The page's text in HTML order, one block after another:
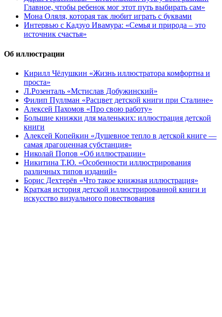
Главное, чтобы ребенок мог этот путь выбирать сам»
Мона Оляля, которая так любит играть с буквами
Интервью с Кадзуо Ивамура: «Семья и природа – это
источник счастья»
Об иллюстрации
Кирилл Чёлушкин «Жизнь иллюстратора комфортна и
проста»
Л.Розенталь «Мстислав Добужинский»
Филип Пуллман «Расцвет детской книги при Сталине»
Алексей Пахомов «Про свою работу»
Большие книжки для маленьких: иллюстрация детской
книги
Алексей Копейкин «Душевное тепло в детской книге —
самая драгоценная субстанция»
Николай Попов «Об иллюстрации»
Никитина Т.Ю. «Особенности иллюстрирования
различных типов изданий»
Борис Дехтерёв «Что такое книжная иллюстрация»
Краткая история детской иллюстрированной книги и
искусство визуального повествования